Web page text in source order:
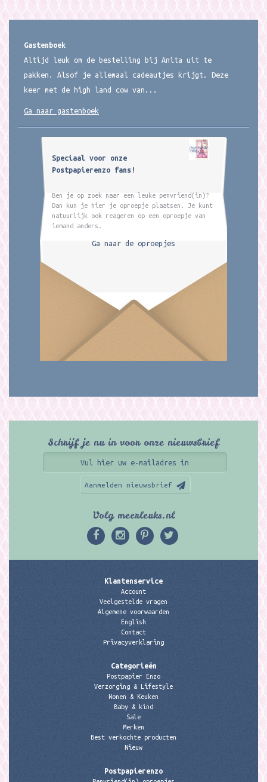
Gastenboek
Altijd leuk om de bestelling bij Anita uit te
pakken. Alsof je allemaal cadeautjes krijgt. Deze
keer met de high land cow van...
Ga naar gastenboek
Speciaal voor onze
Postpapierenzo fans!
Ben je op zoek naar een leuke penvriend(in)?
Dan kun je hier je oproepje plaatsen. Je kunt
natuurlijk ook reageren op een oproepje van
iemand anders.
Ga naar de oproepjes
Schrijf je nu in voor onze nieuwsbrief
Aanmelden nieuwsbrief
Volg meerleuks.nl
Klantenservice
Account
Veelgestelde vragen
Algemene voorwaarden
English
Contact
Privacyverklaring
Categorieën
Postpapier Enzo
Verzorging & Lifestyle
Wonen & Keuken
Baby & kind
Sale
Merken
Best verkochte producten
Nieuw
Postpapierenzo